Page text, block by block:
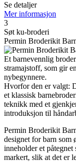
Se detaljer
Mer informasjon
3
Søt ku-broderi
Permin Broderikit
Et barnevennlig
stramajstoff, som gir
nybegynnere.
Hvorfor den er valgt:
et klassisk
teknikk med et
introduksjon til
Permin Broderikit
designet for barn som
inneholder et
markert, slik at det er